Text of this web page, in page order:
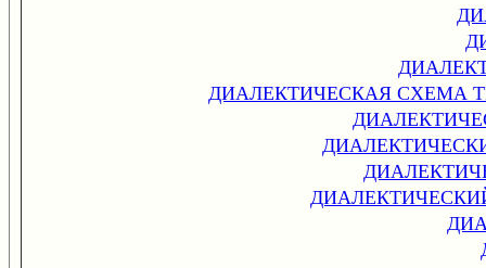
ДИАЛЕКТИЧЕСКАЯ СХЕМА